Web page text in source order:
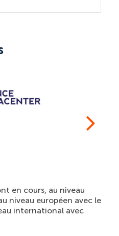
en cours, au niveau
niveau européen avec le
international avec